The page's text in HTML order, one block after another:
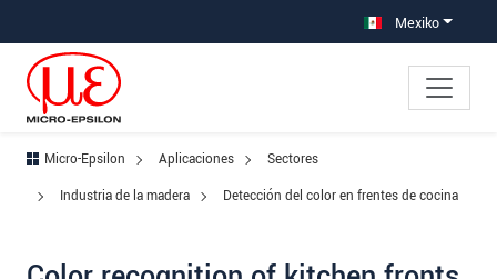
Saltar directamente a la navegación principal Mexiko
Micro-Epsilon Aplicaciones
Sectores
Industria de la madera
Detección del color en frentes de cocina